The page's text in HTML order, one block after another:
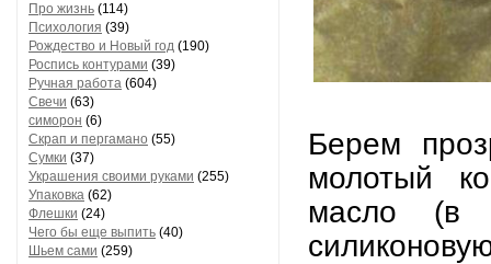
Про жизнь (114)
Психология (39)
Рождество и Новый год (190)
Роспись контурами (39)
Ручная работа (604)
Свечи (63)
симорон (6)
Скрап и пергамано (55)
Сумки (37)
Украшения своими руками (255)
Упаковка (62)
Флешки (24)
Чего бы еще выпить (40)
Шьем сами (259)
Берем
молотый
масло (в